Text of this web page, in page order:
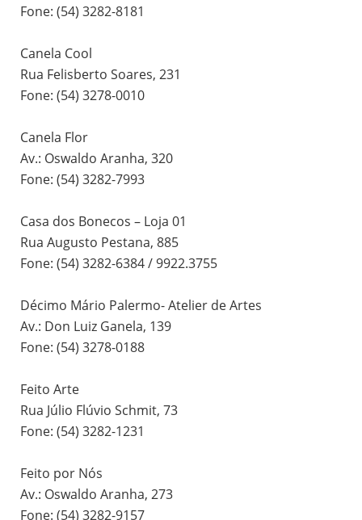
Fone: (54) 3282-8181
Canela Cool
Rua Felisberto Soares, 231
Fone: (54) 3278-0010
Canela Flor
Av.: Oswaldo Aranha, 320
Fone: (54) 3282-7993
Casa dos Bonecos – Loja 01
Rua Augusto Pestana, 885
Fone: (54) 3282-6384 / 9922.3755
Décimo Mário Palermo- Atelier de Artes
Av.: Don Luiz Ganela, 139
Fone: (54) 3278-0188
Feito Arte
Rua Júlio Flúvio Schmit, 73
Fone: (54) 3282-1231
Feito por Nós
Av.: Oswaldo Aranha, 273
Fone: (54) 3282-9157